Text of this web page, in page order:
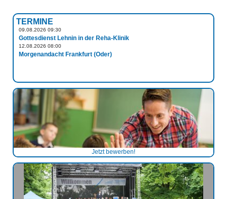
TERMINE
09.08.2026 09:30
Gottesdienst Lehnin in der Reha-Klinik
12.08.2026 08:00
Morgenandacht Frankfurt (Oder)
Jetzt bewerben!